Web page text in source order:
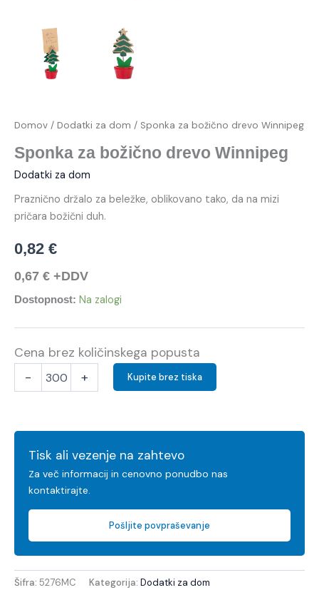
Domov / Dodatki za dom / Sponka za božično drevo Winnipeg
Sponka za božično drevo Winnipeg
Dodatki za dom
Praznično držalo za beležke, oblikovano tako, da na mizi
pričara božični duh.
0,82 €
0,67 € +DDV
Dostopnost: Na zalogi
Cena brez količinskega popusta
- + Kupite brez tiska
Tisk ali vezenje na zahtevo
Za več informacij in cenovno ponudbo nas
kontaktirajte.
Pošljite povpraševanje
Šifra: 5276MC Kategorija: Dodatki za dom